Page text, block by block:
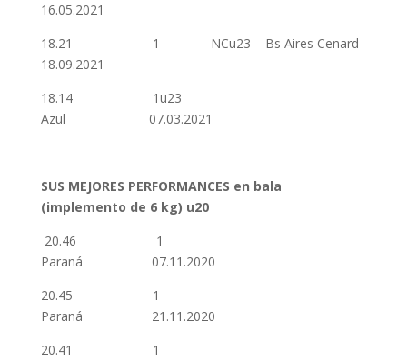
16.05.2021
18.21 1 NCu23 Bs Aires Cenard
18.09.2021
18.14 1u23
Azul 07.03.2021
SUS MEJORES PERFORMANCES en bala
(implemento de 6 kg) u20
20.46 1
Paraná 07.11.2020
20.45 1
Paraná 21.11.2020
20.41 1